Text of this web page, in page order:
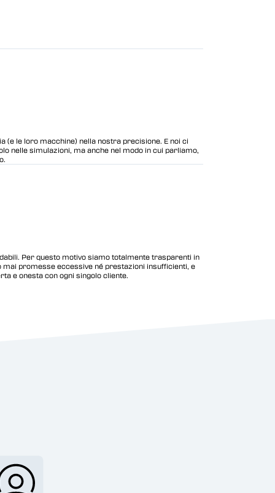
(e le loro macchine) nella nostra precisione. E noi ci
nelle simulazioni, ma anche nel modo in cui parliamo,
Per questo motivo siamo totalmente trasparenti in
promesse eccessive né prestazioni insufficienti, e
e onesta con ogni singolo cliente.